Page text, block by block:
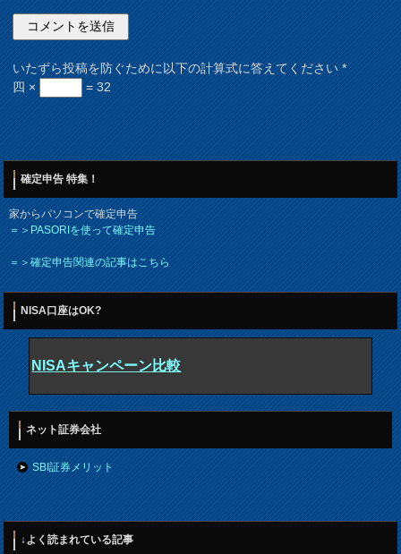
いたずら投稿を防ぐために以下の計算式に答えてください*
四 ×
= 32
確定申告 特集！
家からパソコンで確定申告
＝＞PASORIを使って確定申告
＝＞確定申告関連の記事はこちら
NISA口座はOK?
NISAキャンペーン比較
ネット証券会社
SBI証券メリット
↓よく読まれている記事